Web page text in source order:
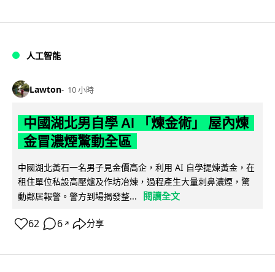
人工智能
Lawton 10 小時
中國湖北男自學 AI 「煉金術」 屋內煉
金冒濃煙驚動全區
中國湖北黃石一名男子見金價高企，利用 AI 自學提煉黃金，在
租住單位私設高壓爐及作坊冶煉，過程產生大量刺鼻濃煙，驚
動鄰居報警。警方到場揭發整...
閱讀全文
62 6 ↗ 分享